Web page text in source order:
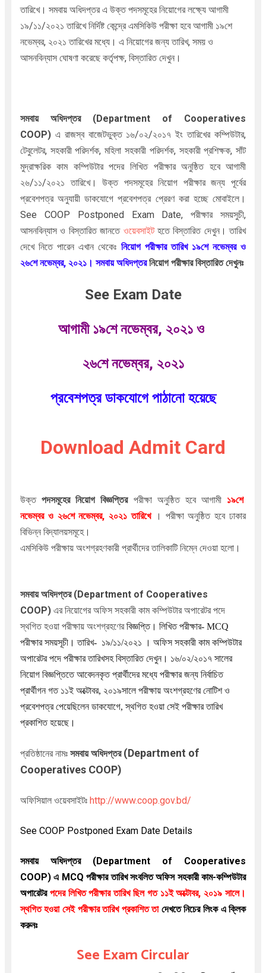
তারিখে। সমবায় অধিদপ্তর এ উক্ত পদসমূহের নিয়োগেরলক্ষ্যেআগামী
১৯/১১/২০২১ তারিখে নির্দিষ্ট কেন্দ্রেএমসিকিউ পরীক্ষা হবে আগামী ১৯শে
নভেম্বর, ২০২১ তারিখের মধ্যে। এ নিয়োগের জন্য তারিখ, সময় ও
আসনবিন্যাস ঘোষণা করেছে কর্তৃপক্ষ, বিস্তারিত দেখুন।
সমবায় অধিদপ্তর(Department of Cooperatives
COOP)এ রাজস্ব বাজেটভুক্ত ১৬/০২/২০১৭ ইং তারিখের কম্পিউটার,
টেবুলেটর, সহকারী পরিদর্শক, মহিলা সহকারী পরিদর্শক, সহকারী প্রশিক্ষক, সাঁট
মুদ্রাক্ষরিক কাম কম্পিউটার পদের লিখিত পরীক্ষার অনুষ্ঠিত হবে আগামী
২৬/১১/২০২১ তারিখে। উক্ত পদসমূহের নিয়োগ পরীক্ষার জন্য পূর্বের
প্রবেশপত্র অনুযায়ী ডাকযোগে প্রবেশপত্র প্রেরণ করা হচ্ছে মোবাইলে।
See COOP Postponed Exam Date, পরীক্ষার সময়সুচী,
আসনবিন্যাস ও বিস্তারিত জানতে ওয়েবসাইটহতে বিস্তারিত দেখুন। তারিখ
দেখে নিতে পারেন এখান থেকেঃ নিয়োগ পরীক্ষার তারিখ ১৯শে নভেম্বর ও
২৬শে নভেম্বর, ২০২১। সমবায় অধিদপ্তরনিয়োগ পরীক্ষার বিস্তারিত দেখুনঃ
See Exam Date
আগামী ১৯শে নভেম্বর, ২০২১ ও
২৬শে নভেম্বর, ২০২১
প্রবেশপত্র ডাকযোগে পাঠানো হয়েছে
Download Admit Card
উক্তপদসমূহের নিয়োগ বিজ্ঞপ্তিরপরীক্ষা অনুষ্ঠিত হবে আগামী ১৯শে
নভেম্বর ও ২৬শে নভেম্বর, ২০২১ তারিখে। পরীক্ষা অনুষ্ঠিত হবে ঢাকার
বিভিন্ন বিদ্যালয়সমূহে।
এমসিকিউ পরীক্ষায় অংশগ্রহণকারী প্রার্থীদের তালিকাটি নিম্নে দেওয়া হলো।
সমবায় অধিদপ্তর(Department of Cooperatives
COOP) এরনিয়োগের অফিস সহকারী কাম কম্পিউটার অপারেটর পদে
স্থগিত হওয়াপরীক্ষায় অংশগ্রহণের বিজ্ঞপ্তি। লিখিত পরীক্ষার- MCQ
পরীক্ষার সময়সূচী। তারিখ- ১৯/১১/২০২১ । অফিস সহকারী কাম কম্পিউটার
অপারেটর পদে পরীক্ষার তারিখসহ বিস্তারিত দেখুন। ১৬/০২/২০১৭ সালের
নিয়োগ বিজ্ঞপ্তিতে আবেদনকৃত প্রার্থীদের মধ্যে পরীক্ষার জন্য নির্বাচিত
প্রার্থীগন গত ১১ই অক্টোবর, ২০১৯সালে পরীক্ষায় অংশগ্রহণের নোটিশ ও
প্রবেশপত্র পেয়েছিলেন ডাকযোগে, স্থগিত হওয়া সেই পরীক্ষার তারিখ
প্রকাশিত হয়েছে।
প্রতিষ্ঠানের নামঃ সমবায় অধিদপ্তর(Department of
Cooperatives COOP)
অফিসিয়াল ওয়েবসাইটঃ http://www.coop.gov.bd/
See COOP Postponed Exam Date Details
সমবায় অধিদপ্তর(Department of Cooperatives
COOP)এ MCQ পরীক্ষার তারিখ সংবলিত অফিস সহকারী কাম-কম্পিউটার
অপারেটরপদের লিখিত পরীক্ষার তারিখ ছিল গত ১১ই অক্টোবর, ২০১৯ সালে।
স্থগিত হওয়া সেই পরীক্ষার তারিখ প্রকাশিত তা দেখতে নিচের লিংক এ ক্লিক
করুনঃ
See Exam Circular